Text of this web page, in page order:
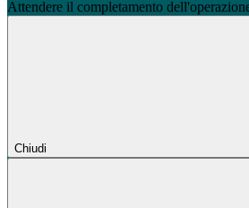
Attendere il completamento
Chiudi